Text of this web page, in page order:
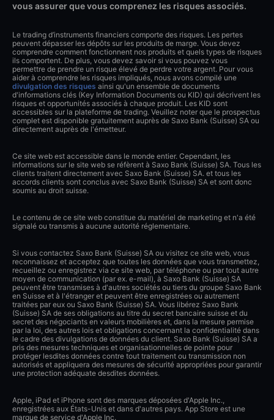
vous assurer que vous comprenez les risques associés.
Le trading d’instruments financiers comporte des risques. Les pertes
peuvent dépasser les dépôts sur les produits de marge. Vous devez
comprendre comment fonctionnent nos produits et quels types de risques
ils comportent. De plus, vous devez savoir si vous pouvez vous
permettre de prendre un risque élevé de perdre votre argent. Pour vous
aider à comprendre les risques impliqués, nous avons compilé une
divulgation des risques ainsi qu'un ensemble de documents
d'informations clés (Key Information Documents ou KID) qui décrivent les
risques et opportunités associés à chaque produit. Les KID sont
accessibles sur la plateforme de trading. Veuillez noter que le prospectus
complet est disponible gratuitement auprès de Saxo Bank (Suisse) SA ou
directement auprès de l'émetteur.
Ce site web est accessible dans le monde entier. Cependant, les
informations sur le site web se réfèrent à Saxo Bank (Suisse) SA. Tous les
clients traitent directement avec Saxo Bank (Suisse) SA. et tous les
accords clients sont conclus avec Saxo Bank (Suisse) SA et sont donc
soumis au droit suisse.
Le contenu de ce site web constitue du matériel de marketing et n'a été
signalé ou transmis à aucune autorité réglementaire.
Si vous contactez Saxo Bank (Suisse) SA ou visitez ce site web, vous
reconnaissez et acceptez que toutes les données que vous transmettez,
recueillez ou enregistrez via ce site web, par téléphone ou par tout autre
moyen de communication (par ex. e-mail), à Saxo Bank (Suisse) SA
peuvent être transmises à d'autres sociétés ou tiers du groupe Saxo Bank
en Suisse et à l'étranger et peuvent être enregistrées ou autrement
traitées par eux ou Saxo Bank (Suisse) SA. Vous libérez Saxo Bank
(Suisse) SA de ses obligations au titre du secret bancaire suisse et du
secret des négociants en valeurs mobilières et, dans la mesure permise
par la loi, des autres lois et obligations concernant la confidentialité dans
le cadre des divulgations de données du client. Saxo Bank (Suisse) SA a
pris des mesures techniques et organisationnelles de pointe pour
protéger lesdites données contre tout traitement ou transmission non
autorisés et appliquera des mesures de sécurité appropriées pour garantir
une protection adéquate desdites données.
Apple, iPad et iPhone sont des marques déposées d'Apple Inc.,
enregistrées aux États-Unis et dans d'autres pays. App Store est une
marque de service d'Apple Inc.